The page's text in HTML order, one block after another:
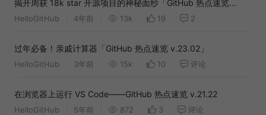
揭开周获 18k star 开源项目的神秘面纱「GitHub 热点速览
v.22.28」
HelloGitHub 4年前 13k 19 2
过年必备！亲戚计算器「GitHub 热点速览 v.23.02」
HelloGitHub 3年前 15k 10 评论
在浏览器上运行 VS Code——GitHub 热点速览 v.21.22
HelloGitHub 5年前 872 3 评论